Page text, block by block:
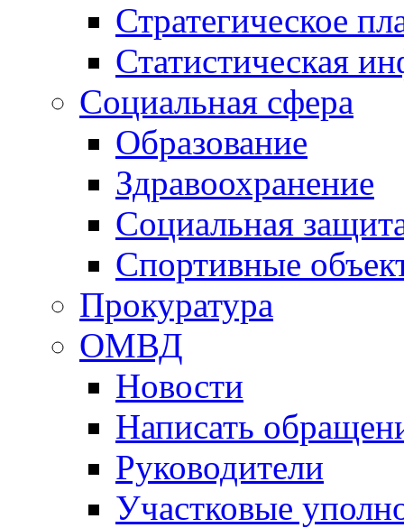
Стратегическое
Статистическая
Социальная сфера
Образование
Здравоохранение
Социальная
Спортивные
Прокуратура
ОМВД
Новости
Написать
Руководители
Участковые